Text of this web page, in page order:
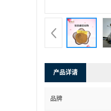
产品详请
品牌